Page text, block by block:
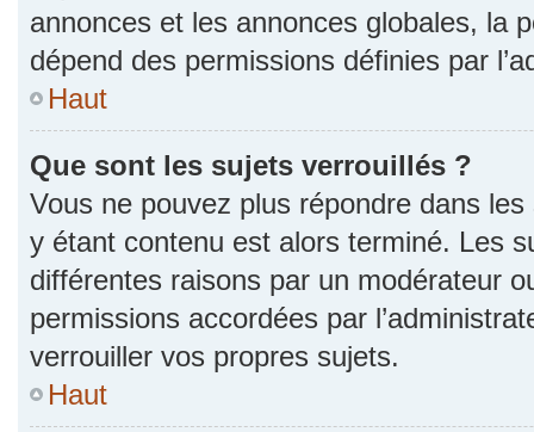
annonces et les annonces globales, la
dépend des permissions définies par
Haut
Que sont les sujets verrouillés ?
Vous ne pouvez plus répondre dans
y étant contenu est alors terminé. Les
différentes raisons par un modérateur
permissions accordées par
verrouiller vos propres sujets.
Haut